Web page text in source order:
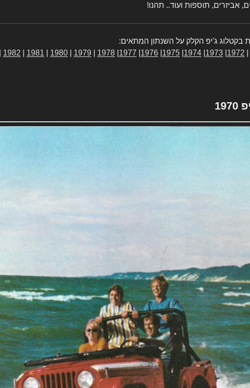
אביזרים, תוספות ועוד.. תהנו!
בקטלוג ג'יפ הקלק על השנתון המתאים:
1972
1973
1974
1975
1976
1977
1978
1979
1980
1981
1982